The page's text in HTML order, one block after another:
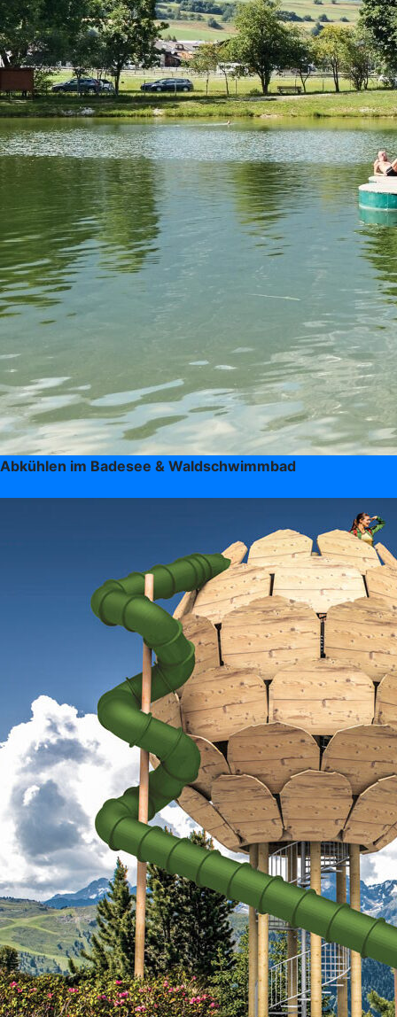
Abkühlen im Badesee & Waldschwimmbad